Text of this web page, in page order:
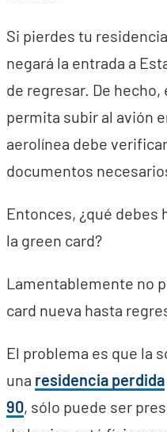
Si pierdes tu
negará la entrada a
de regresar. De
permita subir al avión
aerolínea debe
documentos
Entonces, ¿qué debes
la green card?
Lamentablemente no
card nueva hasta
El problema es que la
una residencia perdida
90, sólo puede ser